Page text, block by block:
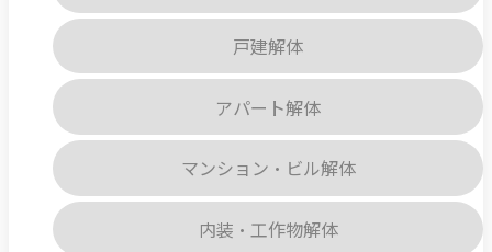
戸建解体
アパート解体
マンション・ビル解体
内装・工作物解体